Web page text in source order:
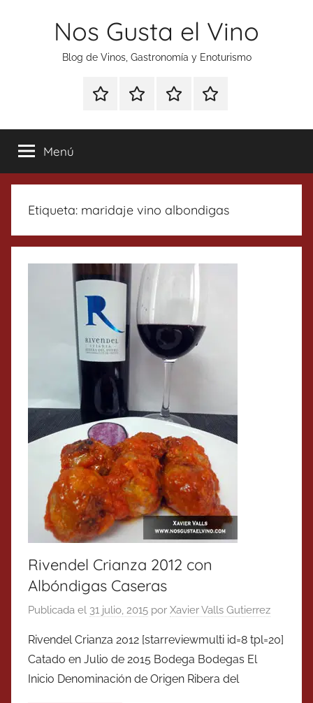
Nos Gusta el Vino
Blog de Vinos, Gastronomía y Enoturismo
Especial
Tonics
Enoturismo
Gastronomía
RankingContacto
Menú
Etiqueta: maridaje vino albondigas
Rivendel Crianza 2012 con
Albóndigas Caseras
Publicada el 31 julio, 2015 por Xavier Valls Gutierrez
Rivendel Crianza 2012 [starreviewmulti id=8 tpl=20]
Catado en Julio de 2015 Bodega Bodegas El
Inicio Denominación de Origen Ribera del